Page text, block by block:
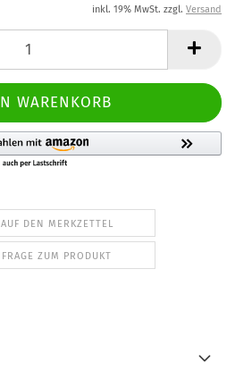
inkl. 19% MwSt. zzgl. Versand
AUF DEN MERKZETTEL
FRAGE ZUM PRODUKT